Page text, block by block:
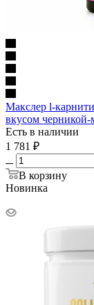
Макслер l-
вкусом
Есть в наличии
1 781 ₽
В корзину
Новинка